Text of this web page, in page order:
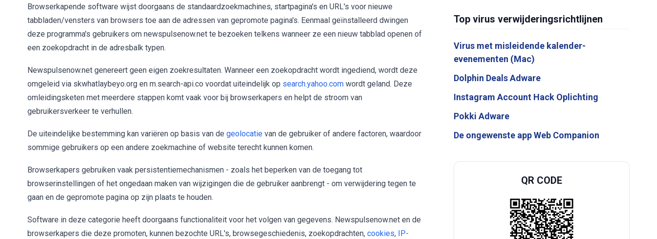
Browserkapende software wijst doorgaans de standaardzoekmachines, startpagina's en URL's voor nieuwe
tabbladen/vensters van browsers toe aan de adressen van gepromote pagina's. Eenmaal geïnstalleerd dwingen
deze programma's gebruikers om newspulsenow.net te bezoeken telkens wanneer ze een nieuw tabblad openen of
een zoekopdracht in de adresbalk typen.
Newspulsenow.net genereert geen eigen zoekresultaten. Wanneer een zoekopdracht wordt ingediend, wordt deze
omgeleid via skwhatlaybeyo.org en m.search-api.co voordat uiteindelijk op search.yahoo.com wordt geland. Deze
omleidingsketen met meerdere stappen komt vaak voor bij browserkapers en helpt de stroom van
gebruikersverkeer te verhullen.
De uiteindelijke bestemming kan variëren op basis van de geolocatie van de gebruiker of andere factoren, waardoor
sommige gebruikers op een andere zoekmachine of website terecht kunnen komen.
Browserkapers gebruiken vaak persistentiemechanismen - zoals het beperken van de toegang tot
browserinstellingen of het ongedaan maken van wijzigingen die de gebruiker aanbrengt - om verwijdering tegen te
gaan en de gepromote pagina op zijn plaats te houden.
Software in deze categorie heeft doorgaans functionaliteit voor het volgen van gegevens. Newspulsenow.net en de
browserkapers die deze promoten, kunnen bezochte URL's, browsegeschiedenis, zoekopdrachten, cookies, IP-
Top virus verwijderingsrichtlijnen
Virus met misleidende kalender-
evenementen (Mac)
Dolphin Deals Adware
Instagram Account Hack Oplichting
Pokki Adware
De ongewenste app Web Companion
QR CODE